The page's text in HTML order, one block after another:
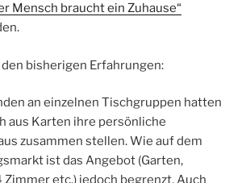
Mensch braucht ein Zuhause“
bisherigen Erfahrungen:
an einzelnen Tischgruppen hatten
aus Karten ihre persönliche
zusammen stellen. Wie auf dem
ist das Angebot (Garten,
Zimmer etc.) jedoch begrenzt. Auch